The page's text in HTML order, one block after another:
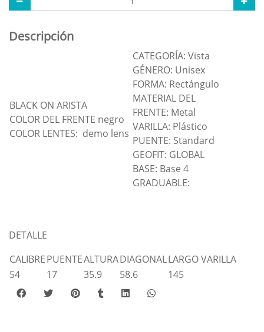
Descripción
BLACK ON ARISTA
COLOR DEL FRENTE negro
COLOR LENTES: demo lens
CATEGORÍA: Vista
GÉNERO: Unisex
FORMA: Rectángulo
MATERIAL DEL
FRENTE: Metal
VARILLA: Plástico
PUENTE: Standard
GEOFIT: GLOBAL
BASE: Base 4
GRADUABLE:
DETALLE
CALIBREPUENTEALTURADIAGONALLARGO VARILLA
54
17 35.9 58.6 145